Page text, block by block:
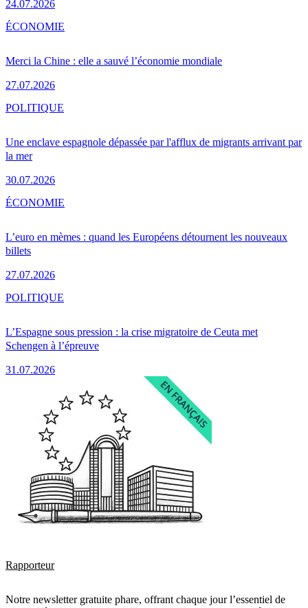
24.07.2026
Merci la Chine : elle a sauvé l’économie mondiale
27.07.2026
ÉCONOMIE
Une enclave espagnole dépassée par l'afflux de migrants arrivant par
la mer
30.07.2026
POLITIQUE
L’euro en mèmes : quand les Européens détournent les nouveaux
billets
27.07.2026
ÉCONOMIE
L’Espagne sous pression : la crise migratoire de Ceuta met
Schengen à l’épreuve
31.07.2026
POLITIQUE
Rapporteur
Notre newsletter gratuite phare, offrant chaque jour l’essentiel de